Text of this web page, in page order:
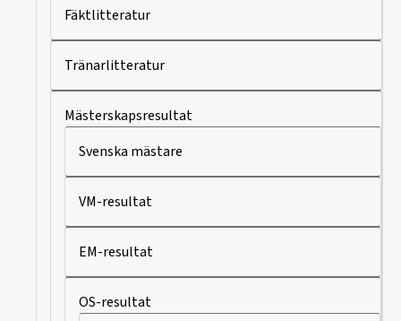
Fäktlitteratur
Tränarlitteratur
Mästerskapsresultat
Svenska mästare
VM-resultat
EM-resultat
OS-resultat